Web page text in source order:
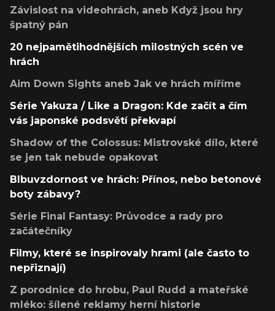
Závislost na videohrách, aneb Když jsou hry
špatný pán
20 nejpamětihodnějších milostných scén ve
hrách
Aim Down Sights aneb Jak ve hrách míříme
Série Yakuza / Like a Dragon: Kde začít a čím
vás japonské podsvětí překvapí
Shadow of the Colossus: Mistrovské dílo, které
se jen tak nebude opakovat
Blbuvzdornost ve hrách: Přínos, nebo betonové
boty zábavy?
Série Final Fantasy: Průvodce a rady pro
začátečníky
Filmy, které se inspirovaly hrami (ale často to
nepřiznají)
Z porodnice do hrobu, Paul Rudd a mateřské
mléko: šílené reklamy herní historie